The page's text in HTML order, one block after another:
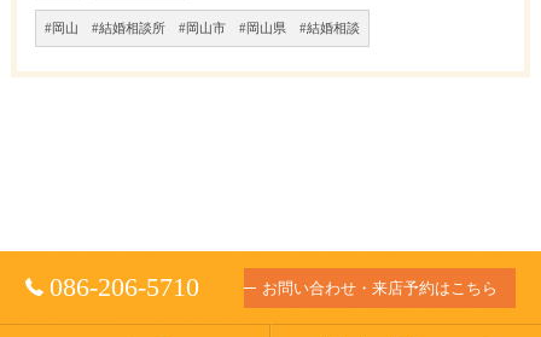
#岡山 #結婚相談所 #岡山市 #岡山県 #結婚相談
086-206-5710 お問い合わせ・来店予約はこちら